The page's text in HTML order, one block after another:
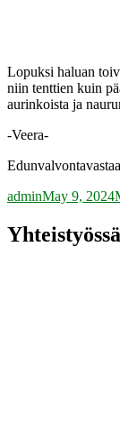
Lopuksi haluan
niin tenttien kuin
aurinkoista ja
-Veera-
Author
adminPosted
May 9, 2024
Yhteistyössä